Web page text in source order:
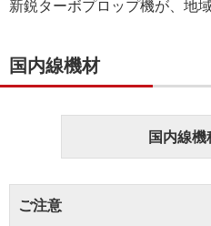
新鋭ターボプロップ機が、地
国内線機材
国内線機
ご注意